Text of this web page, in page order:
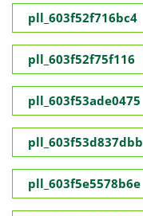
pll_603f52f716bc4
pll_603f52f75f116
pll_603f53ade0475
pll_603f53d837dbb
pll_603f5e5578b6e